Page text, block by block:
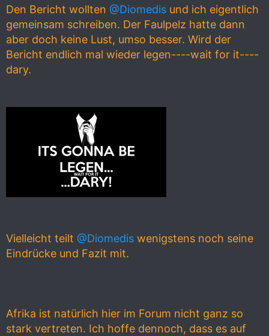
Den Bericht wollten @Diomedis und ich eigentlich
gemeinsam schreiben. Der Faulpelz hatte dann
aber doch keine Lust, umso besser. Wird der
Bericht endlich mal wieder legen----wait for it----
dary.
Vielleicht teilt @Diomedis wenigstens noch seine
Eindrücke und Fazit mit.
Afrika ist natürlich hier im Forum nicht ganz so
stark vertreten. Ich hoffe dennoch, dass es auf